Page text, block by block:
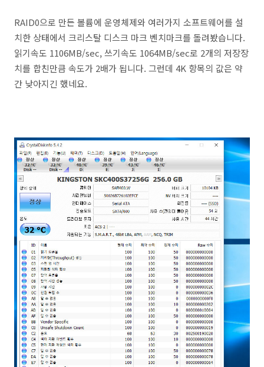
RAID0으로 만든 볼륨에 운영체제와 여러가지 소프트웨어를 설
치한 상태에서 크리스탈 디스크 마크 벤치마크를 돌려봤습니다.
읽기속도 1106MB/sec, 쓰기속도 1064MB/sec로 2개의 저장장
치를 합친만큼 속도가 2배가 됩니다. 그런데 4K 항목의 값은 약
간 낮아지긴 했네요.